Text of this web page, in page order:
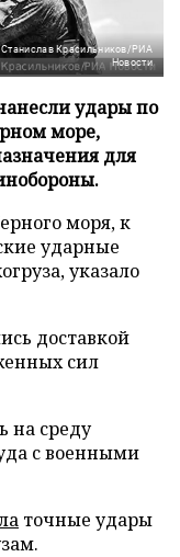
Красильников/РИА
Новости
удары по
море,
для
моря, к
ударные
указало
доставкой
сил
на среду
с военными
точные удары